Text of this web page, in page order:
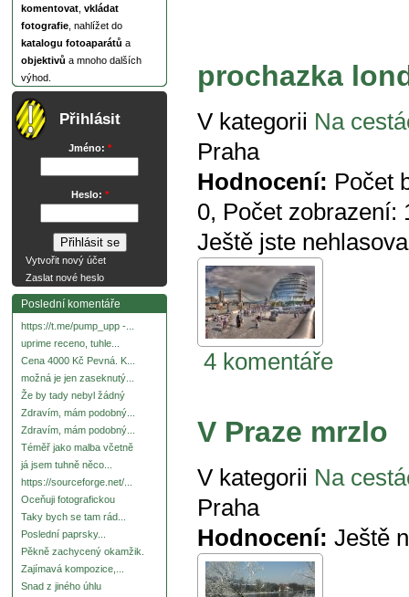
komentovat vkládat
fotografie , nahlížet do
katalogu fotoaparátů a
objektivů a mnoho dalších
výhod.
Přihlásit
Jméno: *
Heslo: *
Vytvořit nový účet
Zaslat nové heslo
Poslední komentáře
https://t.me/pump_upp -...
uprime receno, tuhle...
Cena 4000 Kč Pevná. K...
možná je jen zaseknutý...
Že by tady nebyl žádný
Zdravím, mám podobný...
Zdravím, mám podobný...
Téměř jako malba včetně
já jsem tuhně něco...
https://sourceforge.net/...
Oceňuji fotografickou
Taky bych se tam rád...
Poslední paprsky...
Pěkně zachycený okamžik.
Zajímavá kompozice,...
Snad z jiného úhlu
prochazka
V kategorii Na
Praha
Hodnocení: Počet
0, Počet zobrazení:
Ještě jste
4 komentáře
V Praze mrzlo
V kategorii Na
Praha
Hodnocení: Ještě